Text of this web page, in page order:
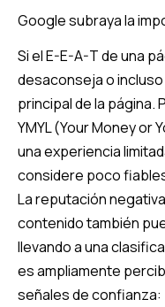
Google subraya la
Si el E-E-A-T de una
desaconseja o
principal de la página.
YMYL (Your Money or
una experiencia
considere poco
La reputación
contenido también
llevando a una
es ampliamente
señales de